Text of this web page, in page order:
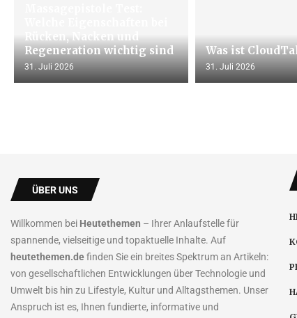
Rücken, Nacken und
Regeneration wichtig sind
31. Juli 2026
Was ist
31. Juli 2026
ÜBER UNS
Willkommen bei Heutethemen – Ihrer Anlaufstelle für
spannende, vielseitige und topaktuelle Inhalte. Auf
heutethemen.definden Sie ein breites Spektrum an Artikeln:
von gesellschaftlichen Entwicklungen über Technologie und
Umwelt bis hin zu Lifestyle, Kultur und Alltagsthemen. Unser
Anspruch ist es, Ihnen fundierte, informative und